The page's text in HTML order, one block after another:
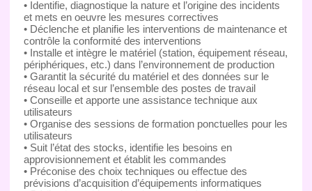
• Identifie, diagnostique la nature et l’origine des incidents
et mets en oeuvre les mesures correctives
• Déclenche et planifie les interventions de maintenance et
contrôle la conformité des interventions
• Installe et intègre le matériel (station, équipement réseau,
périphériques, etc.) dans l’environnement de production
• Garantit la sécurité du matériel et des données sur le
réseau local et sur l’ensemble des postes de travail
• Conseille et apporte une assistance technique aux
utilisateurs
• Organise des sessions de formation ponctuelles pour les
utilisateurs
• Suit l’état des stocks, identifie les besoins en
approvisionnement et établit les commandes
• Préconise des choix techniques ou effectue des
prévisions d’acquisition d’équipements informatiques